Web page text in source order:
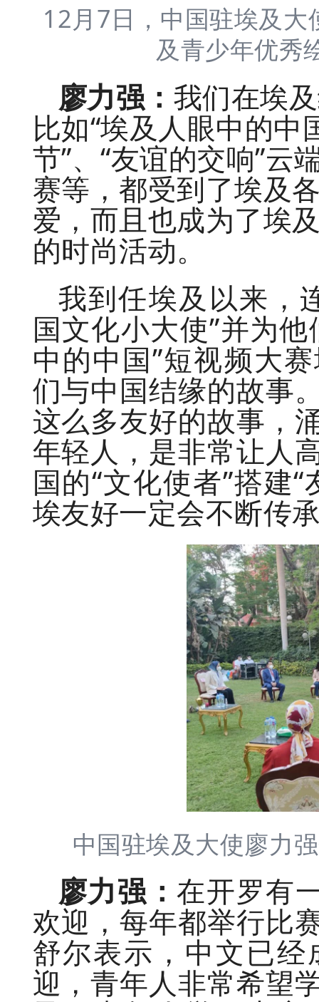
12月7日，中国驻埃及大
及青少年优秀
廖力强： 我们在埃
比如“埃及人眼中的中
节”、“友谊的交响”云
赛等，都受到了埃及
爱，而且也成为了埃
的时尚活动。
我到任埃及以来，
国文化小大使”并为
中的中国”短视频大
们与中国结缘的故事
这么多友好的故事，
年轻人，是非常让人
国的“文化使者”搭建
埃友好一定会不断传
中国驻埃及大使廖力
廖力强：在开罗有
欢迎，每年都举行比
舒尔表示，中文已
迎，青年人非常希望